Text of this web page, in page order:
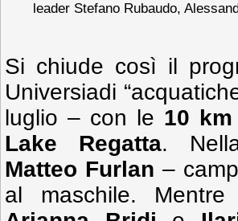
leader Stefano Rubaudo,
Si chiude così il
Universiadi
luglio – con le 10
Lake Regatta.
Matteo Furlan –
al maschile. Mentre